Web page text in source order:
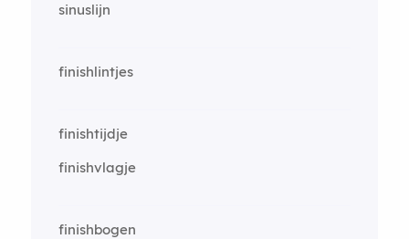
sinuslijn
finishlintjes
finishtijdje
finishvlagje
finishbogen